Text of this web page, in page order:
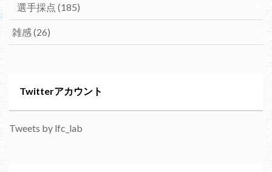
選手採点 (185)
雑感(26)
Twitterアカウント
Tweets by lfc_lab